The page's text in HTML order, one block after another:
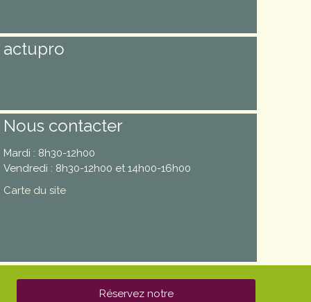
actupro
Nous contacter
Mardi : 8h30-12h00
Vendredi : 8h30-12h00 et 14h00-16h00
Carte du site
Réservez notre